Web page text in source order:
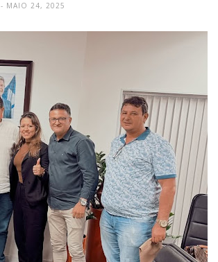
- MAIO 24, 2025